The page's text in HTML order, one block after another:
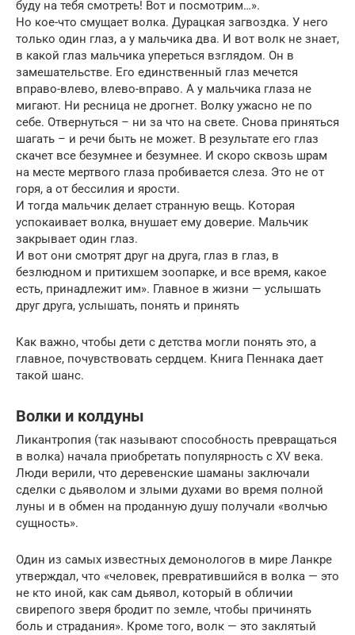
буду на тебя смотреть! Вот и посмотрим…».
Но кое-что смущает волка. Дурацкая загвоздка. У него
только один глаз, а у мальчика два. И вот волк не знает,
в какой глаз мальчика упереться взглядом. Он в
замешательстве. Его единственный глаз мечется
вправо-влево, влево-вправо. А у мальчика глаза не
мигают. Ни ресница не дрогнет. Волку ужасно не по
себе. Отвернуться – ни за что на свете. Снова приняться
шагать – и речи быть не может. В результате его глаз
скачет все безумнее и безумнее. И скоро сквозь шрам
на месте мертвого глаза пробивается слеза. Это не от
горя, а от бессилия и ярости.
И тогда мальчик делает странную вещь. Которая
успокаивает волка, внушает ему доверие. Мальчик
закрывает один глаз.
И вот они смотрят друг на друга, глаз в глаз, в
безлюдном и притихшем зоопарке, и все время, какое
есть, принадлежит им». Главное в жизни — услышать
друг друга, услышать, понять и принять
Как важно, чтобы дети с детства могли понять это, а
главное, почувствовать сердцем. Книга Пеннака дает
такой шанс.
Волки и колдуны
Ликантропия (так называют способность превращаться
в волка) начала приобретать популярность с XV века.
Люди верили, что деревенские шаманы заключали
сделки с дьяволом и злыми духами во время полной
луны и в обмен на проданную душу получали «волчью
сущность».
Один из самых известных демонологов в мире Ланкре
утверждал, что «человек, превратившийся в волка — это
не кто иной, как сам дьявол, который в обличии
свирепого зверя бродит по земле, чтобы причинять
боль и страдания». Кроме того, волк — это заклятый